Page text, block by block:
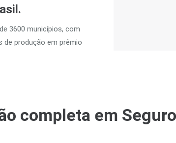
.
3600 municípios, com
de produção em prêmio
completa em